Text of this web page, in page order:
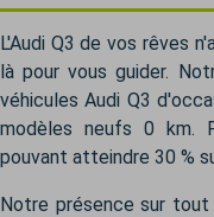
L'Audi Q3 de vos rêves
là pour vous guider.
véhicules Audi Q3
modèles neufs 0 km.
pouvant atteindre 30 %
Notre présence sur